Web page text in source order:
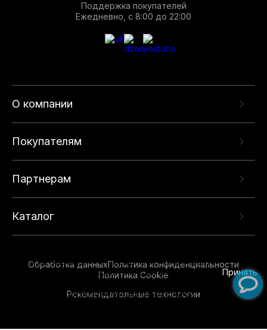
О компании
Покупателям
Партнерам
Каталог
Поддержка покупателей
Ежедневно, с 8:00 до 22:00
Обработка данныхПолитика конфиденциальности
Политика Cookie
Рекомендательные технологии
опыта на нашем сайте. Продолжая использовать
данный сайт, вы соглашаетесь с использованием
технологий. Для получения дополнительной
Принять